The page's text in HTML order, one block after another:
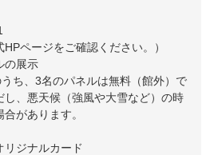
HPページをご確認ください。）
の展示
ち、3名のパネルは無料（館外）で
し、悪天候（強風や大雪など）の時
があります。
ジナルカード